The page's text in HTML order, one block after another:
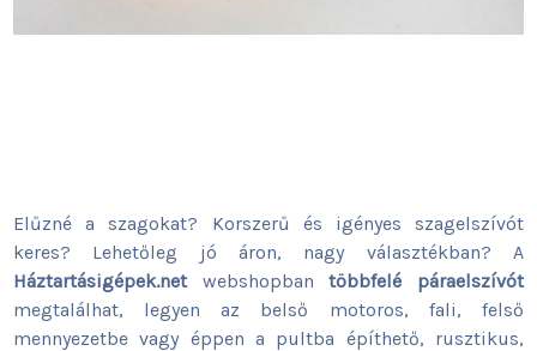
Elűzné a szagokat? Korszerű és igényes szagelszívót
keres? Lehetőleg jó áron, nagy választékban? A
Háztartásigépek.netwebshopban többfelé páraelszívót
megtalálhat, legyen az belső motoros, fali, felső
mennyezetbe vagy éppen a pultba építhető, rusztikus,